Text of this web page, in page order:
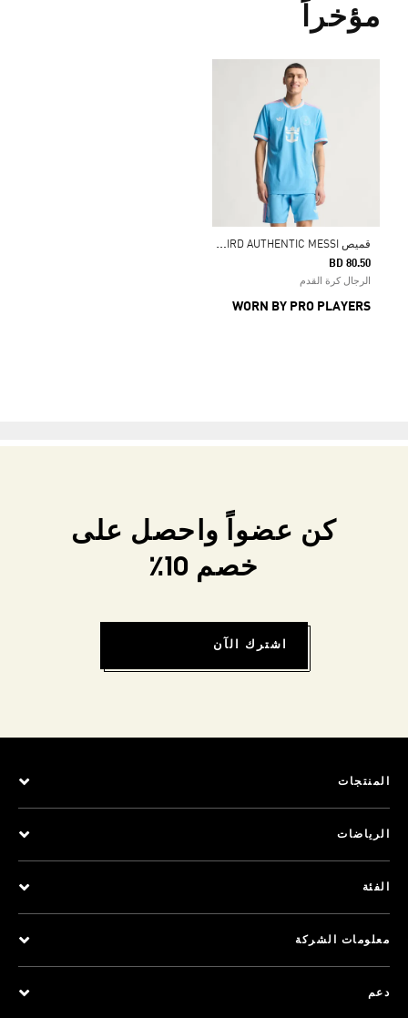
مؤخراً
ق
ميص INTER MIAMI CF 25/26 THIRD AUTHENTIC MESSI
BD 80.50
الرجال كرة القدم
WORN BY PRO PLAYERS
كن عضواً واحصل على
خصم 10٪
اشترك الآن
المنتجات
الرياضات
الفئة
معلومات الشركة
دعم